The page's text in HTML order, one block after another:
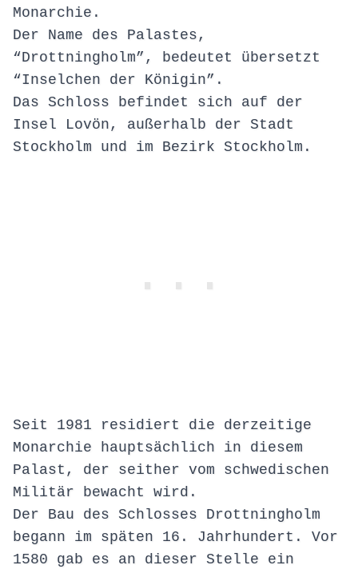
Monarchie.
Der Name des Palastes,
“Drottningholm”, bedeutet übersetzt
“Inselchen der Königin”.
Das Schloss befindet sich auf der
Insel Lovön, außerhalb der Stadt
Stockholm und im Bezirk Stockholm.
Seit 1981 residiert die derzeitige
Monarchie hauptsächlich in diesem
Palast, der seither vom schwedischen
Militär bewacht wird.
Der Bau des Schlosses Drottningholm
begann im späten 16. Jahrhundert. Vor
1580 gab es an dieser Stelle ein